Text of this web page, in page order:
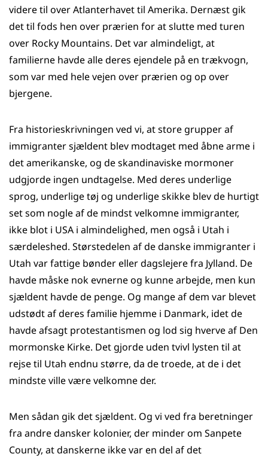
videre til over Atlanterhavet til Amerika. Dernæst gik
det til fods hen over prærien for at slutte med turen
over Rocky Mountains. Det var almindeligt, at
familierne havde alle deres ejendele på en trækvogn,
som var med hele vejen over prærien og op over
bjergene.
Fra historieskrivningen ved vi, at store grupper af
immigranter sjældent blev modtaget med åbne arme i
det amerikanske, og de skandinaviske mormoner
udgjorde ingen undtagelse. Med deres underlige
sprog, underlige tøj og underlige skikke blev de hurtigt
set som nogle af de mindst velkomne immigranter,
ikke blot i USA i almindelighed, men også i Utah i
særdeleshed. Størstedelen af de danske immigranter i
Utah var fattige bønder eller dagslejere fra Jylland. De
havde måske nok evnerne og kunne arbejde, men kun
sjældent havde de penge. Og mange af dem var blevet
udstødt af deres familie hjemme i Danmark, idet de
havde afsagt protestantismen og lod sig hverve af Den
mormonske Kirke. Det gjorde uden tvivl lysten til at
rejse til Utah endnu større, da de troede, at de i det
mindste ville være velkomne der.
Men sådan gik det sjældent. Og vi ved fra beretninger
fra andre dansker kolonier, der minder om Sanpete
County, at danskerne ikke var en del af det